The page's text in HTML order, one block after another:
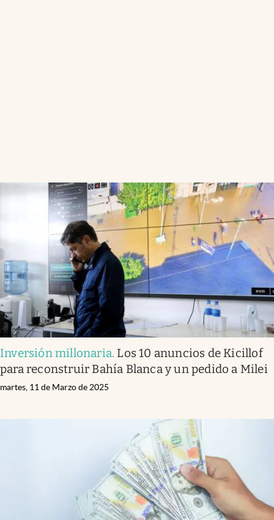
Inversión millonaria. Los 10 anuncios de Kicillof
para reconstruir Bahía Blanca y un pedido a Milei
martes, 11 de Marzo de 2025